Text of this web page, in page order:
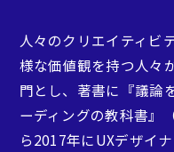
情報デザインコースで
ショップを主体に、理
ています。
人々のクリエイティビ
様な価値観を持つ人々
門とし、著書に『議論
ーディングの教科書』
ら2017年にUXデザイ